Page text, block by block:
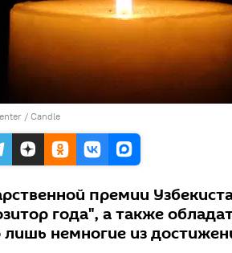
/ Candle
премии
года", а также
немногие из